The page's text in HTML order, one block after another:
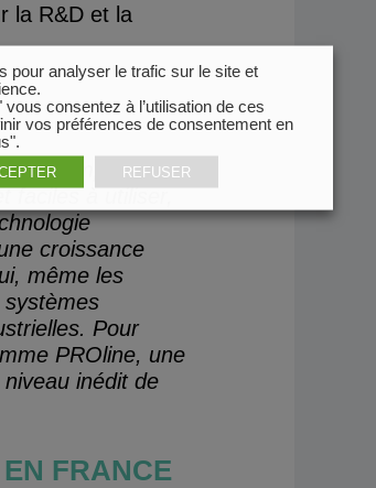
la R&D et la
l’impression
faciles à utiliser,
croissance
même les
Pour
PROline, une
inédit de
FRANCE
pour analyser le trafic sur le site et
consentez à l’utilisation de ces
vos préférences de consentement en
REFUSER